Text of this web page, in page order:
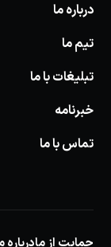
درباره ما
تیم ما
تبلیغات با ما
خبرنامه
تماس با ما